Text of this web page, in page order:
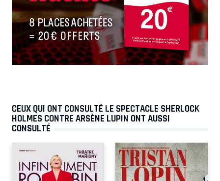
CEUX QUI ONT CONSULTÉ LE SPECTACLE SHERLOCK
HOLMES CONTRE ARSÈNE LUPIN ONT AUSSI
CONSULTÉ